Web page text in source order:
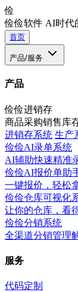
俭
俭俭软件 AI时代
首页
产品/服务
产品
俭俭进销存
商品采购销售库
进销存系统 生产
俭俭AI录单系统
AI辅助快速精准
俭俭AI报价单助
一键报价，轻松
俭俭仓库可视化
让你的仓库，看
俭俭分销系统
全渠道分销管理
服务
代码定制